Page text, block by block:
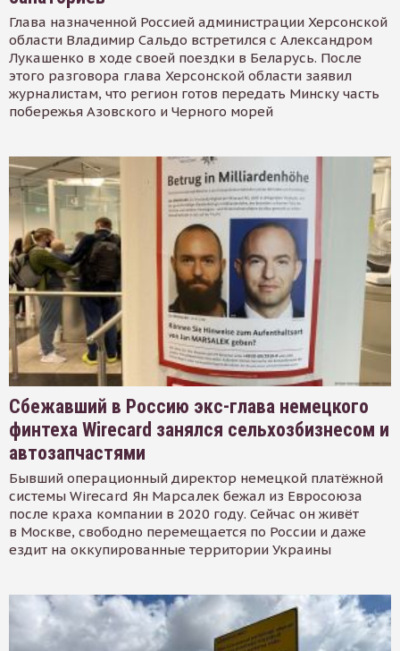
Глава назначенной Россией администрации Херсонской
области Владимир Сальдо встретился с Александром
Лукашенко в ходе своей поездки в Беларусь. После
этого разговора глава Херсонской области заявил
журналистам, что регион готов передать Минску часть
побережья Азовского и Черного морей
Сбежавший в Россию экс-глава немецкого
финтеха Wirecard занялся сельхозбизнесом и
автозапчастями
Бывший операционный директор немецкой платёжной
системы Wirecard Ян Марсалек бежал из Евросоюза
после краха компании в 2020 году. Сейчас он живёт
в Москве, свободно перемещается по России и даже
ездит на оккупированные территории Украины